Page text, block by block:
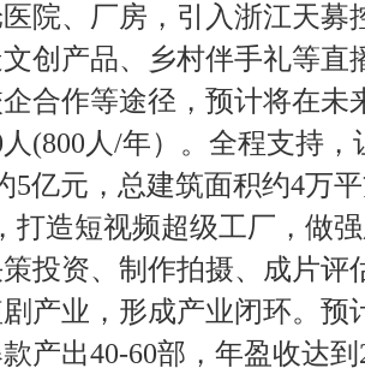
院、厂房，引入浙江天募
创产品、乡村伴手礼等直
合作等途径，预计将在未
人(800人/年）。全程支持
5亿元，总建筑面积约4万
打造短视频超级工厂，做
投资、制作拍摄、成片评
产业，形成产业闭环。预
产出40-60部，年盈收达